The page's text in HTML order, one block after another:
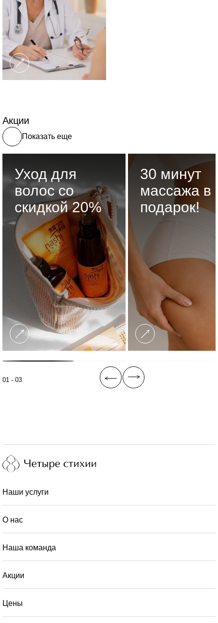
Акции
Показать еще
Уход для
волос со
скидкой 20%
30 минут
массажа в
подарок!
01 - 03
Наши услуги
О нас
Наша команда
Акции
Цены